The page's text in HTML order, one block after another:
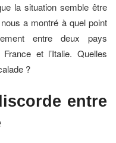
la situation semble être
a montré à quel point
entre deux pays
et l’Italie. Quelles
?
entre